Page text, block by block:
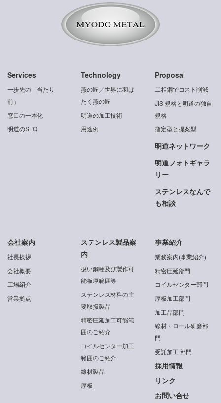
Services
一歩先の「当たり
前」
窓口の一本化
明道のS+Q
Technology
燕の匠／世界に羽ば
たく燕の匠
明道の加工技術
用途例
Proposal
二相鋼でコスト削減
JIS 規格と明道の独自
規格
指定型と提案型
明道ネットワーク
明道フォトギャラ
リー
ステンレスなんで
も相談
会社案内
社長挨拶
会社概要
工場紹介
営業拠点
ステンレス製品案
内
扱い鋼種及び製作可
能板厚範囲等
ステンレス材料の主
要取扱製品
精密圧延加工可能範
囲のご紹介
コイルセンター加工
範囲のご紹介
線材製品
厚板
事業紹介
業務案内(事業紹介)
精密圧延部門
コイルセンター部門
厚板加工部門
加工品部門
線材・ロール研磨部
門
受託加工 部門
採用情報
リンク
お問い合せ